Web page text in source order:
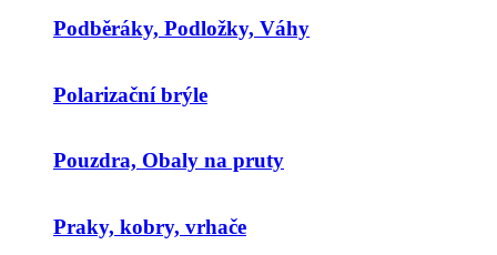
Podběráky, Podložky, Váhy
Polarizační brýle
Pouzdra, Obaly na pruty
Praky, kobry, vrhače